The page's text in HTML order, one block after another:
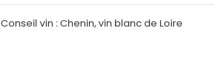
Conseil vin : Chenin, vin blanc de Loire